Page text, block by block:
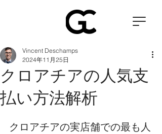
クロアチアの人気支
払い方法解析
Vincent Deschamps
2024年11月25日
クロアチアの実店舗での最も人